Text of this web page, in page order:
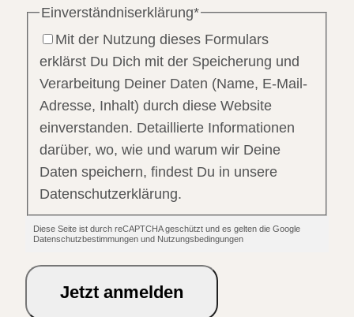
Einverständniserklärung*
Mit der Nutzung dieses Formulars
erklärst Du Dich mit der Speicherung und
Verarbeitung Deiner Daten (Name, E-Mail-
Adresse, Inhalt) durch diese Website
einverstanden. Detaillierte Informationen
darüber, wo, wie und warum wir Deine
Daten speichern, findest Du in unsere
Datenschutzerklärung.
Diese Seite ist durch reCAPTCHA geschützt und es gelten die Google
Datenschutzbestimmungen und Nutzungsbedingungen
Jetzt anmelden